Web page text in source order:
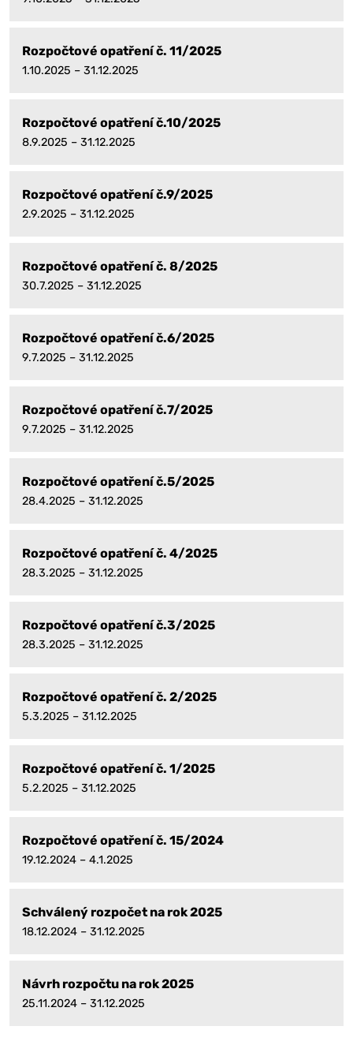
Rozpočtové opatření č. 11/2025
1.10.2025 – 31.12.2025
Rozpočtové opatření č.10/2025
8.9.2025 – 31.12.2025
Rozpočtové opatření č.9/2025
2.9.2025 – 31.12.2025
Rozpočtové opatření č. 8/2025
30.7.2025 – 31.12.2025
Rozpočtové opatření č.6/2025
9.7.2025 – 31.12.2025
Rozpočtové opatření č.7/2025
9.7.2025 – 31.12.2025
Rozpočtové opatření č.5/2025
28.4.2025 – 31.12.2025
Rozpočtové opatření č. 4/2025
28.3.2025 – 31.12.2025
Rozpočtové opatření č.3/2025
28.3.2025 – 31.12.2025
Rozpočtové opatření č. 2/2025
5.3.2025 – 31.12.2025
Rozpočtové opatření č. 1/2025
5.2.2025 – 31.12.2025
Rozpočtové opatření č. 15/2024
19.12.2024 – 4.1.2025
Schválený rozpočet na rok 2025
18.12.2024 – 31.12.2025
Návrh rozpočtu na rok 2025
25.11.2024 – 31.12.2025